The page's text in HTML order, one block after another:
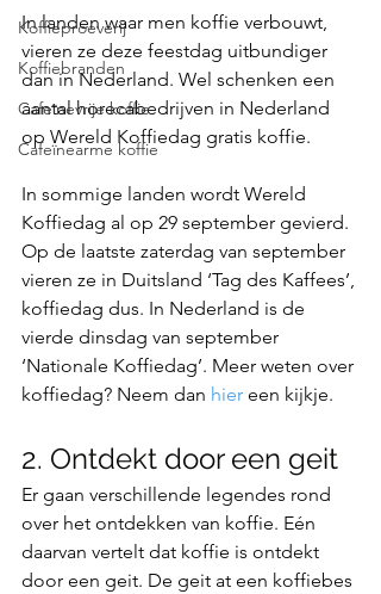
Koffieproeverij
Koffiebranden
Cafeïnevrije koffie
Cafeïnearme koffie
In landen waar men koffie verbouwt,
vieren ze deze feestdag uitbundiger
dan in Nederland. Wel schenken een
aantal horecabedrijven in Nederland
op Wereld Koffiedag gratis koffie.
In sommige landen wordt Wereld
Koffiedag al op 29 september gevierd.
Op de laatste zaterdag van september
vieren ze in Duitsland ‘Tag des Kaffees’,
koffiedag dus. In Nederland is de
vierde dinsdag van september
‘Nationale Koffiedag’. Meer weten over
koffiedag? Neem dan hier een kijkje.
2. Ontdekt door een geit
Er gaan verschillende legendes rond
over het ontdekken van koffie. Eén
daarvan vertelt dat koffie is ontdekt
door een geit. De geit at een koffiebes